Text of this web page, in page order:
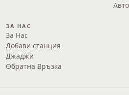
ЗА НАС
За Нас
Добави станция
Джаджи
Обратна Връзка